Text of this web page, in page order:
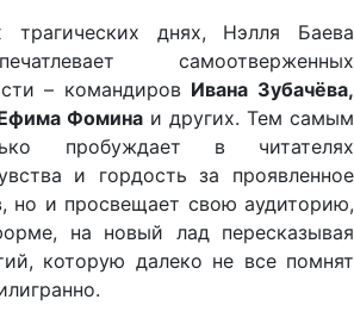
днях, Нэлля Баева
самоотверженных
– командиров Ивана Зубачёва,
Фомина и других. Тем самым
пробуждает в читателях
и гордость за проявленное
но и просвещает свою аудиторию,
на новый лад пересказывая
которую далеко не все помнят